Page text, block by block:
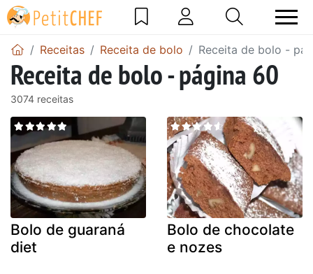
Receitas Receita de bolo Receita de bolo -
Receita de bolo - página 60
3074 receitas
Bolo de guaraná
diet
Bolo de chocolate
e nozes